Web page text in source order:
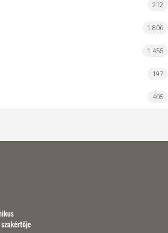
212
1 806
1 455
197
405